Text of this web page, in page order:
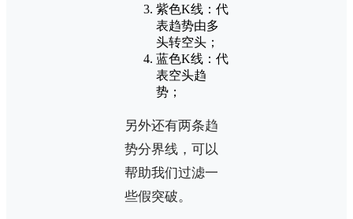
紫色K线：代
表趋势由多
头转空头；
蓝色K线：代
表空头趋
势；
另外还有两条趋
势分界线，可以
帮助我们过滤一
些假突破。